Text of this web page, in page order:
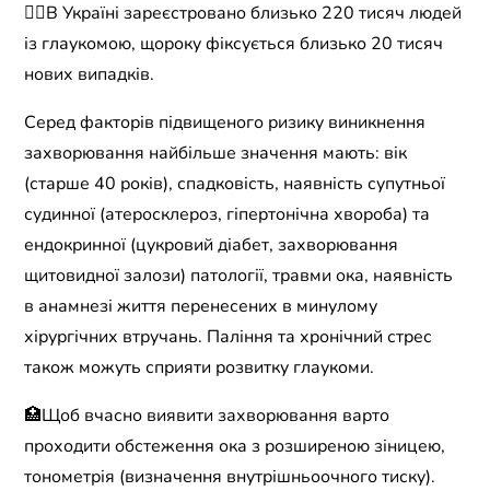
👉🏻В Україні зареєстровано близько 220 тисяч людей
із глаукомою, щороку фіксується близько 20 тисяч
нових випадків.
Серед факторів підвищеного ризику виникнення
захворювання найбільше значення мають: вік
(старше 40 років), спадковість, наявність супутньої
судинної (атеросклероз, гіпертонічна хвороба) та
ендокринної (цукровий діабет, захворювання
щитовидної залози) патології, травми ока, наявність
в анамнезі життя перенесених в минулому
хірургічних втручань. Паління та хронічний стрес
також можуть сприяти розвитку глаукоми.
🏥Щоб вчасно виявити захворювання варто
проходити обстеження ока з розширеною зіницею,
тонометрія (визначення внутрішньоочного тиску).